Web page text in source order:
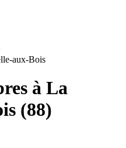
aux-Bois
à La
(88)